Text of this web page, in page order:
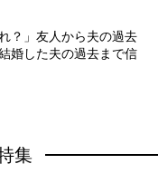
？」友人から夫の過去
婚した夫の過去まで信
集